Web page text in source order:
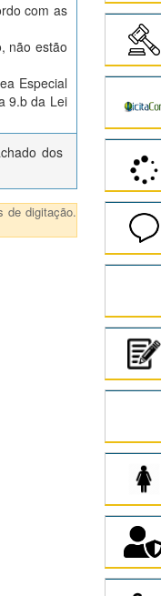
com as
não estão
Especial
9.b da Lei
dos
de digitação.